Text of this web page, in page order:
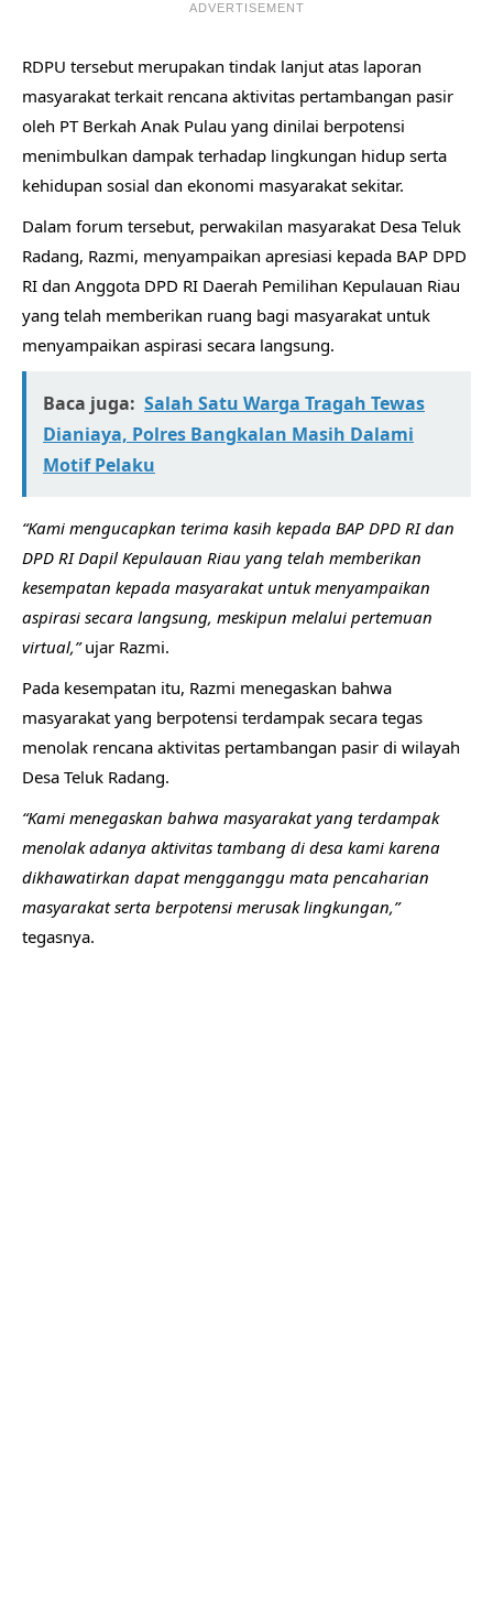
ADVERTISEMENT
RDPU tersebut merupakan tindak lanjut atas laporan
masyarakat terkait rencana aktivitas pertambangan pasir
oleh PT Berkah Anak Pulau yang dinilai berpotensi
menimbulkan dampak terhadap lingkungan hidup serta
kehidupan sosial dan ekonomi masyarakat sekitar.
Dalam forum tersebut, perwakilan masyarakat Desa Teluk
Radang, Razmi, menyampaikan apresiasi kepada BAP DPD
RI dan Anggota DPD RI Daerah Pemilihan Kepulauan Riau
yang telah memberikan ruang bagi masyarakat untuk
menyampaikan aspirasi secara langsung.
Baca juga: Salah Satu Warga Tragah Tewas
Dianiaya, Polres Bangkalan Masih Dalami
Motif Pelaku
“Kami mengucapkan terima kasih kepada BAP DPD RI dan
DPD RI Dapil Kepulauan Riau yang telah memberikan
kesempatan kepada masyarakat untuk menyampaikan
aspirasi secara langsung, meskipun melalui pertemuan
virtual,”ujar Razmi.
Pada kesempatan itu, Razmi menegaskan bahwa
masyarakat yang berpotensi terdampak secara tegas
menolak rencana aktivitas pertambangan pasir di wilayah
Desa Teluk Radang.
“Kami menegaskan bahwa masyarakat yang terdampak
menolak adanya aktivitas tambang di desa kami karena
dikhawatirkan dapat mengganggu mata pencaharian
masyarakat serta berpotensi merusak lingkungan,”
tegasnya.